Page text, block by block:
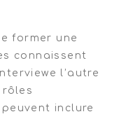
former une
connaissent
l’autre
rôles
inclure